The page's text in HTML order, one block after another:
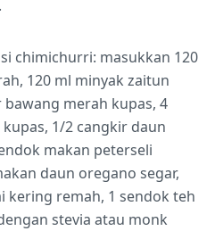
chimichurri: masukkan 120
120 ml minyak zaitun
merah kupas, 4
1/2 cangkir daun
makan peterseli
daun oregano segar,
kering remah, 1 sendok teh
stevia atau monk